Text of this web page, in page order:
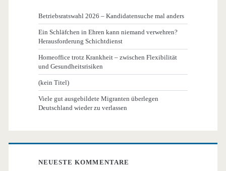
Betriebsratswahl 2026 – Kandidatensuche mal anders
Ein Schläfchen in Ehren kann niemand verwehren?
Herausforderung Schichtdienst
Homeoffice trotz Krankheit – zwischen Flexibilität
und Gesundheitsrisiken
(kein Titel)
Viele gut ausgebildete Migranten überlegen
Deutschland wieder zu verlassen
NEUESTE KOMMENTARE